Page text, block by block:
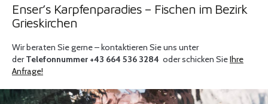
Enser’s Karpfenparadies – Fischen im Bezirk
Grieskirchen
Wir beraten Sie gerne – kontaktieren Sie uns unter
derTelefonnummer +43 664 536 3284 oder schicken SieIhre
Anfrage!